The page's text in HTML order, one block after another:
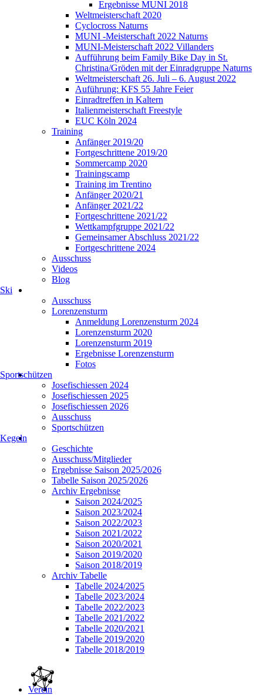
Ergebnisse MUNI 2018
Weltmeisterschaft 2020
Cyclocross Naturns
MUNI -Meisterschaft 2022 Naturns
MUNI-Meisterschaft 2022 Villanders
Aufführung beim Family Bike Day in St.
Christina/Gröden mit der Einradgruppe Naturns
Weltmeisterschaft 26. Juli – 6. August 2022
Auführung: KFS 55 Jahre Feier
Einradtreffen in Kaltern
Italienmeisterschaft Freestyle
EUC Köln 2024
Training
Anfänger 2019/20
Fortgeschrittene 2019/20
Sommercamp 2020
Trainingscamp
Training im Trentino
Anfänger 2020/21
Anfänger 2021/22
Fortgeschrittene 2021/22
Wettkampfgruppe 2021/22
Gemeinsamer Abschluss 2021/22
Fortgeschrittene 2024
Ausschuss
Videos
Blog
Ski
Ausschuss
Lorenzensturm
Anmeldung Lorenzensturm 2024
Lorenzensturm 2020
Lorenzensturm 2019
Ergebnisse Lorenzensturm
Fotos
Sportschützen
Josefischiessen 2024
Josefischiessen 2025
Josefischiessen 2026
Ausschuss
Sportschützen
Kegeln
Geschichte
Ausschuss/Mitglieder
Ergebnisse Saison 2025/2026
Tabelle Saison 2025/2026
Archiv Ergebnisse
Saison 2024/2025
Saison 2023/2024
Saison 2022/2023
Saison 2021/2022
Saison 2020/2021
Saison 2019/2020
Saison 2018/2019
Archiv Tabelle
Tabelle 2024/2025
Tabelle 2023/2024
Tabelle 2022/2023
Tabelle 2021/2022
Tabelle 2020/2021
Tabelle 2019/2020
Tabelle 2018/2019
Verein